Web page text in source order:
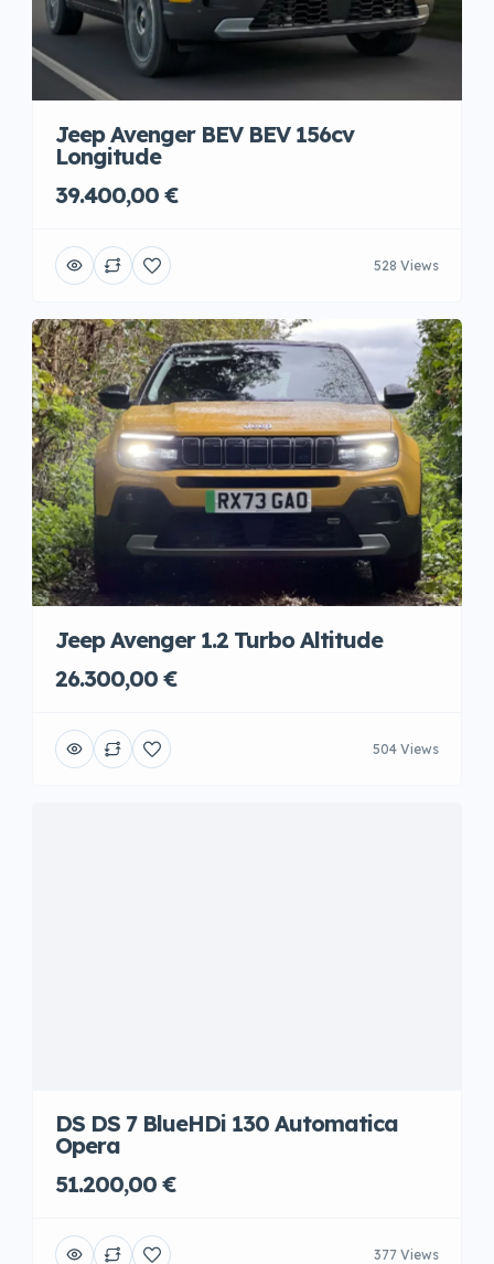
Jeep Avenger BEV BEV 156cv
Longitude
39.400,00 €
528 Views
Jeep Avenger 1.2 Turbo Altitude
26.300,00 €
504 Views
DS DS 7 BlueHDi 130 Automatica
Opera
51.200,00 €
377 Views